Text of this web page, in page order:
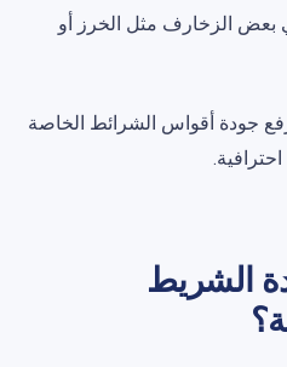
بعض الزخارف مثل الخرز أو
جودة أقواس الشرائط الخاصة
الشريط